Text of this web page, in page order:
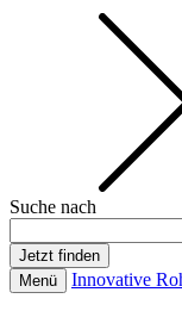
Suche nach
Menü Innovative